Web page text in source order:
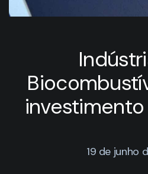
19 de junho